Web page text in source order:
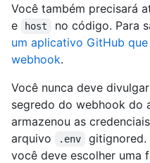
Você também precisará
e host no código. Para
um aplicativo GitHub
webhook.
Você nunca deve
segredo do webhook do
armazenou as
arquivo
.env
gitignored.
você deve escolher uma